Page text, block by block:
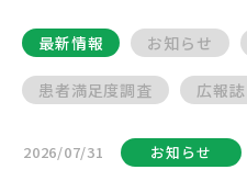
最新情報 お知らせ
患者満足度調査 広報誌
2026/07/31 お知らせ